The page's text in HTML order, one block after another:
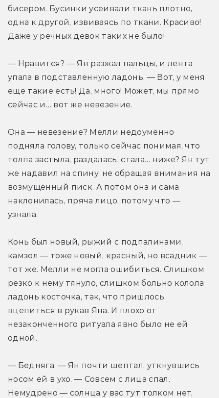
бисером. Бусинки усеивали ткань плотно,
одна к другой, извиваясь по ткани. Красиво!
Даже у речных девок таких не было!
— Нравится? — Ян разжал пальцы, и лента
упала в подставленную ладонь. — Вот, у меня
ещё такие есть! Да, много! Может, мы прямо
сейчас и… вот же невезение.
Она — невезение? Мелли недоумённо
подняла голову, только сейчас понимая, что
толпа застыла, раздалась, стала… ниже? Ян тут
же надавил на спину, не обращая внимания на
возмущённый писк. А потом она и сама
наклонилась, пряча лицо, потому что —
узнала.
Конь был новый, рыжий с подпалинами,
камзол — тоже новый, красный, но всадник —
тот же. Мелли не могла ошибиться. Слишком
резко к нему тянуло, слишком больно колола
ладонь косточка, так, что пришлось
вцепиться в рукав Яна. И плохо от
незаконченного ритуала явно было не ей
одной.
— Бедняга, — Ян почти шептал, уткнувшись
носом ей в ухо. — Совсем с лица спал.
Немудрено — солнца у вас тут толком нет,